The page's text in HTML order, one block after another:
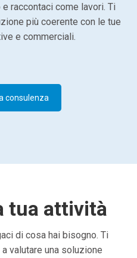
raccontaci come lavori. Ti
più coerente con le tue
e commerciali.
consulenza
tua attività
di cosa hai bisogno. Ti
valutare una soluzione